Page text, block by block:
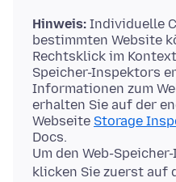
Hinweis: Individuelle
bestimmten Website
Rechtsklick im
Speicher-Inspektors
Informationen zum
erhalten Sie auf der
Webseite Storage
Docs.
Um den Web-
klicken Sie zuerst auf